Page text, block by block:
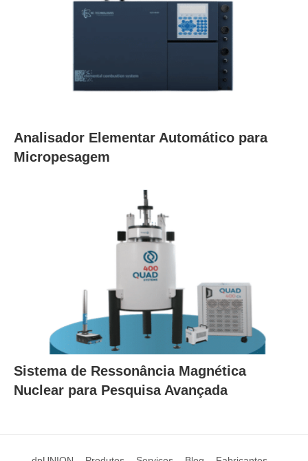
Analisador Elementar Automático para
Micropesagem
Sistema de Ressonância Magnética
Nuclear para Pesquisa Avançada